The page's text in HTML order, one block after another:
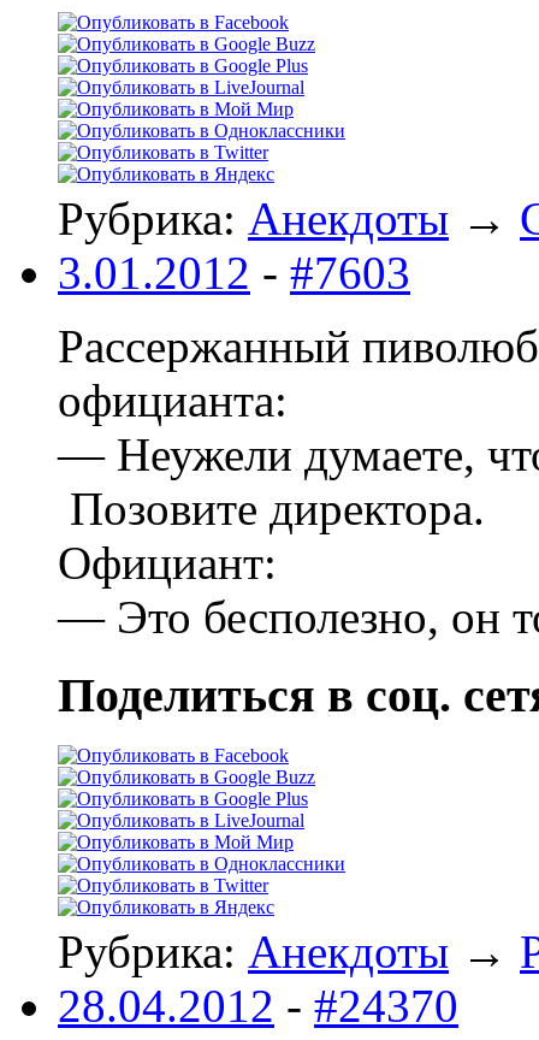
Рубрика: Анекдоты →
3.01.2012 - #7603
Рассержанный
официанта:
— Неужели думаете,
Позовите директора.
Официант:
— Это бесполезно, он
Поделиться в соц.
Рубрика: Анекдоты →
28.04.2012 - #24370